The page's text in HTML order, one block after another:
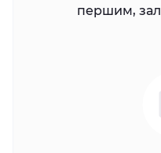
першим,